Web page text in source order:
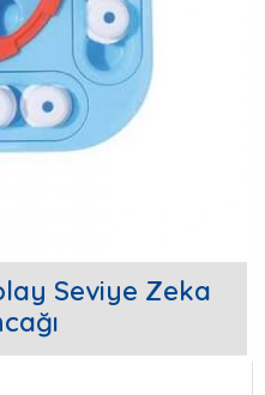
Seviye Zeka